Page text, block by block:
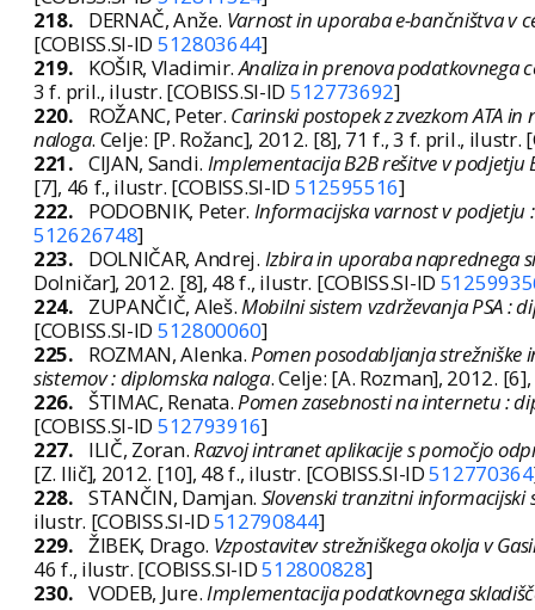
218.
DERNAČ, Anže. Varnost in uporaba e-bančništva v
[COBISS.SI-ID 512803644]
219.
KOŠIR, Vladimir.Analiza in prenova podatkovnega
3 f. pril., ilustr. [COBISS.SI-ID 512773692]
220.
ROŽANC, Peter. Carinski postopek z zvezkom ATA
naloga. Celje: [P. Rožanc], 2012. [8], 71 f., 3 f. pril., ilustr.
221. CIJAN, Sandi. Implementacija B2B rešitve v podjetju
[7], 46 f., ilustr. [COBISS.SI-ID 512595516]
222.
PODOBNIK, Peter. Informacijska varnost v podjetju
512626748]
223.
DOLNIČAR, Andrej. Izbira in uporaba naprednega
Dolničar], 2012. [8], 48 f., ilustr. [COBISS.SI-ID
224.
ZUPANČIČ, Aleš.Mobilni sistem vzdrževanja PSA :
[COBISS.SI-ID 512800060]
225.
ROZMAN, Alenka.Pomen posodabljanja
sistemov : diplomska naloga. Celje: [A. Rozman], 2012.
226. ŠTIMAC, Renata.Pomen zasebnosti na internetu :
[COBISS.SI-ID 512793916]
227.
ILIČ, Zoran.Razvoj intranet aplikacije s pomočjo
[Z. Ilič], 2012. [10], 48 f., ilustr. [COBISS.SI-ID512770364
228. STANČIN, Damjan. Slovenski tranzitni informacijski
ilustr. [COBISS.SI-ID512790844]
229. ŽIBEK, Drago. Vzpostavitev strežniškega okolja v
46 f., ilustr. [COBISS.SI-ID512800828]
230. VODEB, Jure.Implementacija podatkovnega